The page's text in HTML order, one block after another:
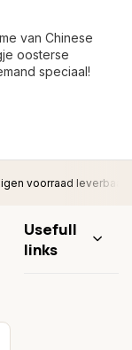
van Chinese
oosterse
speciaal!
voorraad leverbaar
Usefull
links